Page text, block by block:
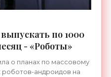
по 1000
- «Роботы»
о планах по массовому
роботов-андроидов на